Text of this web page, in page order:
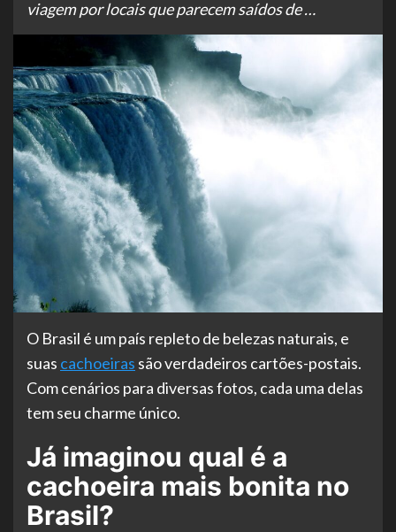
viagem por locais que parecem saídos de …
O Brasil é um país repleto de belezas naturais, e
suas cachoeiras são verdadeiros cartões-postais.
Com cenários para diversas fotos, cada uma delas
tem seu charme único.
Já imaginou qual é a
cachoeira mais bonita no
Brasil?